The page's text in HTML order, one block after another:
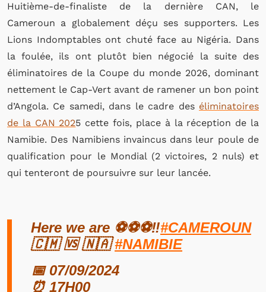
Huitième-de-finaliste de la dernière CAN, le
Cameroun a globalement déçu ses supporters. Les
Lions Indomptables ont chuté face au Nigéria. Dans
la foulée, ils ont plutôt bien négocié la suite des
éliminatoires de la Coupe du monde 2026, dominant
nettement le Cap-Vert avant de ramener un bon point
d’Angola. Ce samedi, dans le cadre des éliminatoires
de la CAN 2025 cette fois, place à la réception de la
Namibie. Des Namibiens invaincus dans leur poule de
qualification pour le Mondial (2 victoires, 2 nuls) et
qui tenteront de poursuivre sur leur lancée.
Here we are ⚽️⚽️⚽️‼️#CAMEROUN
🇨🇲 🆚 🇳🇦#NAMIBIE
📅 07/09/2024
⏰ 17H00